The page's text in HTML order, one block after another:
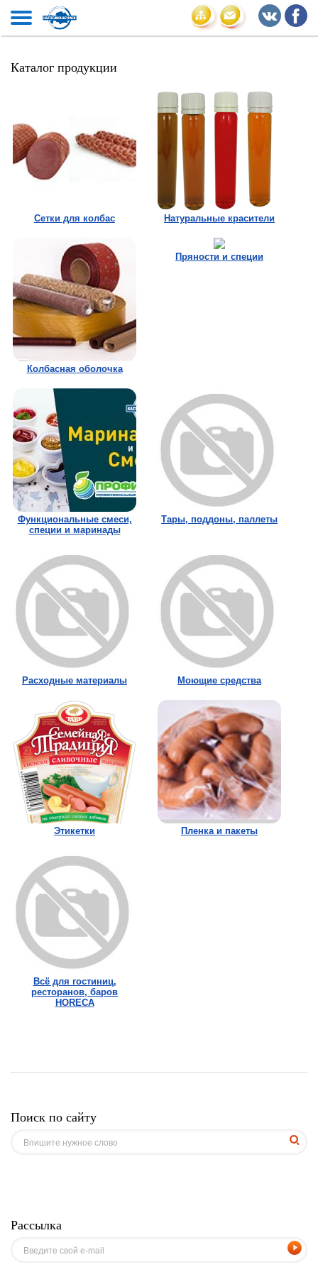
Каталог продукции
Сетки для колбас Натуральные красители
Колбасная оболочка
Пряности и специи
Функциональные смеси,
специи и маринады
Тары, поддоны, паллеты
Расходные материалы Моющие средства
Этикетки Пленка и пакеты
Всё для гостиниц,
ресторанов, баров
HORECA
Поиск по сайту
Рассылка